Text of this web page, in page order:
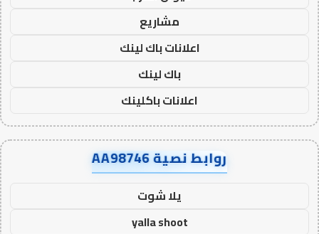
مشاريع
اعلانات باك لينك
باك لينك
اعلانات باكلينك
روابط نصية AA98746
يلا شوت
yalla shoot